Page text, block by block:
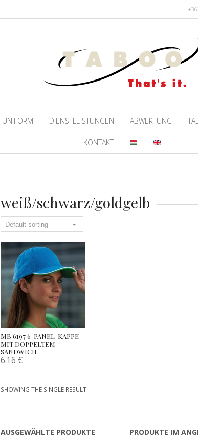
UNIFORM DIENSTLEISTUNGEN ABWERTUNG
KONTAKT
weiß/schwarz/goldgelb
MB 6197 6-PANEL-KAPPE
MIT DOPPELTEM
SANDWICH
6.16 €
SHOWING THE SINGLE RESULT
AUSGEWÄHLTE PRODUKTE PRODUKTE IM